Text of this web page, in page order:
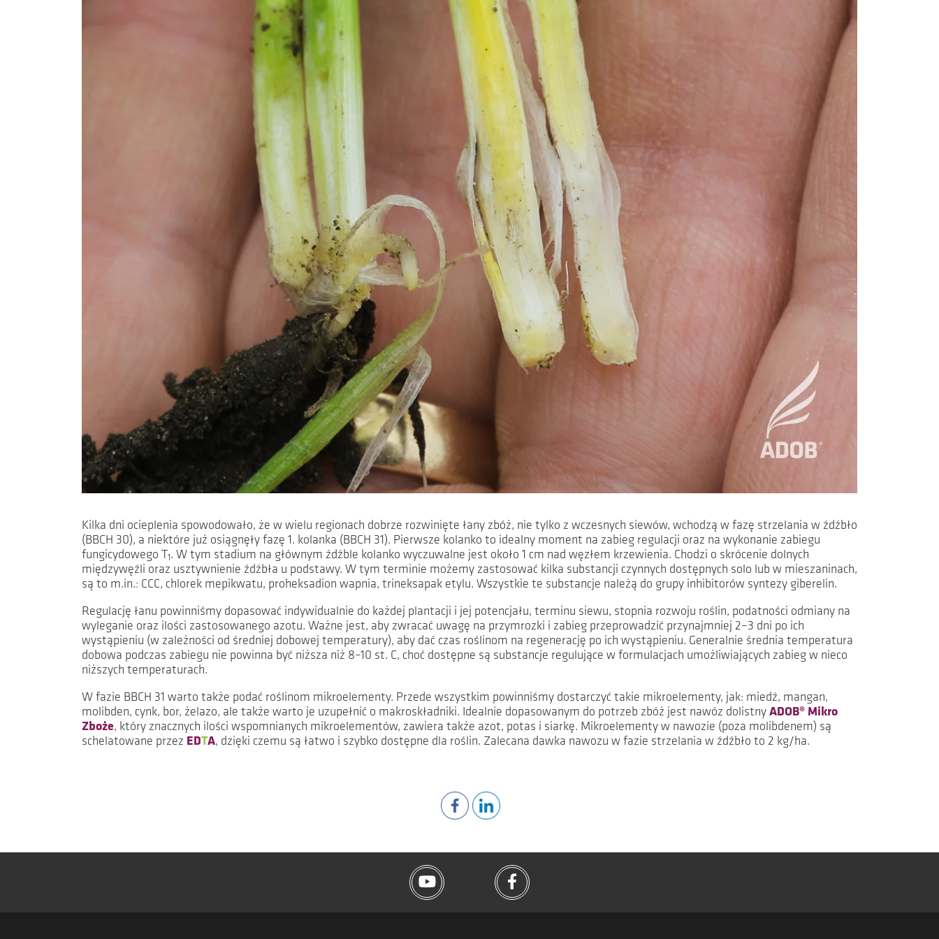
Kilka dni ocieplenia spowodowało, że w wielu regionach dobrze rozwinięte łany zbóż, nie tylko z wczesnych siewów, wchodzą w fazę strzelania w źdźbło
(BBCH 30), a niektóre już osiągnęły fazę 1. kolanka (BBCH 31). Pierwsze kolanko to idealny moment na zabieg regulacji oraz na wykonanie zabiegu
fungicydowego T1 . W tym stadium na głównym źdźble kolanko wyczuwalne jest około 1 cm nad węzłem krzewienia. Chodzi o skrócenie dolnych
międzywęźli oraz usztywnienie źdźbła u podstawy. W tym terminie możemy zastosować kilka substancji czynnych dostępnych solo lub w mieszaninach,
są to m.in.: CCC, chlorek mepikwatu, proheksadion wapnia, trineksapak etylu. Wszystkie te substancje należą do grupy inhibitorów syntezy giberelin.
Regulację łanu powinniśmy dopasować indywidualnie do każdej plantacji i jej potencjału, terminu siewu, stopnia rozwoju roślin, podatności odmiany na
wyleganie oraz ilości zastosowanego azotu. Ważne jest, aby zwracać uwagę na przymrozki i zabieg przeprowadzić przynajmniej 2–3 dni po ich
wystąpieniu (w zależności od średniej dobowej temperatury), aby dać czas roślinom na regenerację po ich wystąpieniu. Generalnie średnia temperatura
dobowa podczas zabiegu nie powinna być niższa niż 8–10 st. C, choć dostępne są substancje regulujące w formulacjach umożliwiających zabieg w nieco
niższych temperaturach.
W fazie BBCH 31 warto także podać roślinom mikroelementy. Przede wszystkim powinniśmy dostarczyć takie mikroelementy, jak: miedź, mangan,
molibden, cynk, bor, żelazo, ale także warto je uzupełnić o makroskładniki. Idealnie dopasowanym do potrzeb zbóż jest nawóz dolistny ADOB® Mikro
Zboże, który znacznych ilości wspomnianych mikroelementów, zawiera także azot, potas i siarkę. Mikroelementy w nawozie (poza molibdenem) są
schelatowane przez EDTA, dzięki czemu są łatwo i szybko dostępne dla roślin. Zalecana dawka nawozu w fazie strzelania w źdźbło to 2 kg/ha.